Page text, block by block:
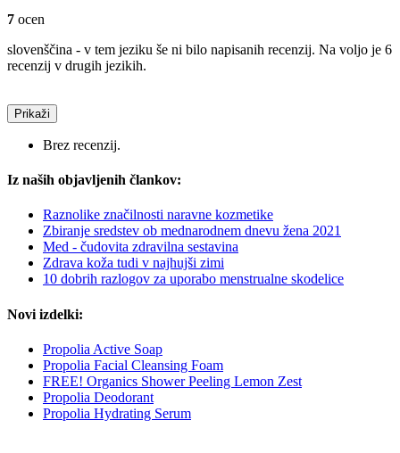
7 ocen
slovenščina - v tem jeziku še ni bilo napisanih recenzij. Na voljo je 6
recenzij v drugih jezikih.
Prikaži
Brez recenzij.
Iz naših objavljenih člankov:
Raznolike značilnosti naravne kozmetike
Zbiranje sredstev ob mednarodnem dnevu žena 2021
Med - čudovita zdravilna sestavina
Zdrava koža tudi v najhujši zimi
10 dobrih razlogov za uporabo menstrualne skodelice
Novi izdelki:
Propolia Active Soap
Propolia Facial Cleansing Foam
FREE! Organics Shower Peeling Lemon Zest
Propolia Deodorant
Propolia Hydrating Serum